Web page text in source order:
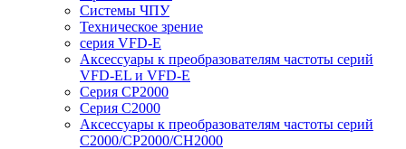
Системы ЧПУ
Техническое зрение
серия VFD-E
Аксессуары к преобразователям частоты серий
VFD-EL и VFD-E
Серия CP2000
Серия C2000
Аксессуары к преобразователям частоты серий
С2000/CP2000/CH2000